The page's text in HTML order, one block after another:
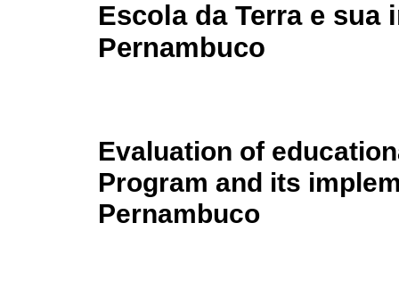
Escola da Terra e sua
Pernambuco
Evaluation of
Program and its
Pernambuco